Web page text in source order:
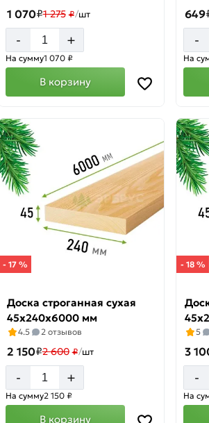
1 070₽1 275 ₽/шт
- +
На сумму1 070 ₽
В корзину
649
-
На
- 17 %
Доска строганная сухая
45х240х6000 мм
4.5 2 отзывов
2 150₽2 600 ₽/шт
- +
На сумму2 150 ₽
В корзину
- 18 %
5
3
-
На